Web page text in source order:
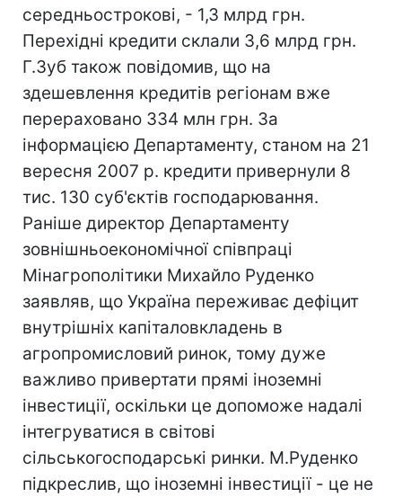
середньострокові, - 1,3 млрд грн.
Перехідні кредити склали 3,6 млрд грн.
Г.Зуб також повідомив, що на
здешевлення кредитів регіонам вже
перераховано 334 млн грн. За
інформацією Департаменту, станом на 21
вересня 2007 р. кредити привернули 8
тис. 130 суб'єктів господарювання.
Раніше директор Департаменту
зовнішньоекономічної співпраці
Мінагрополітики Михайло Руденко
заявляв, що Україна переживає дефіцит
внутрішніх капіталовкладень в
агропромисловий ринок, тому дуже
важливо привертати прямі іноземні
інвестиції, оскільки це допоможе надалі
інтегруватися в світові
сільськогосподарські ринки. М.Руденко
підкреслив, що іноземні інвестиції - це не